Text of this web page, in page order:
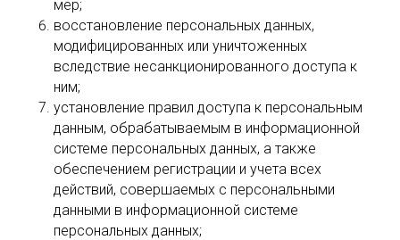
мер;
восстановление персональных данных,
модифицированных или уничтоженных
вследствие несанкционированного доступа к
ним;
установление правил доступа к персональным
данным, обрабатываемым в информационной
системе персональных данных, а также
обеспечением регистрации и учета всех
действий, совершаемых с персональными
данными в информационной системе
персональных данных;